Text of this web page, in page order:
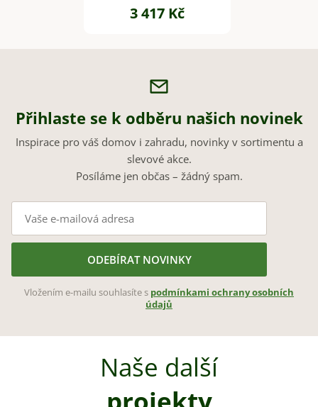
3 417 Kč
Přihlaste se k odběru našich novinek
Inspirace pro váš domov i zahradu, novinky v sortimentu a
slevové akce.
Posíláme jen občas – žádný spam.
ODEBÍRAT NOVINKY
Vložením e-mailu souhlasíte s podmínkami ochrany osobních
údajů
Naše další